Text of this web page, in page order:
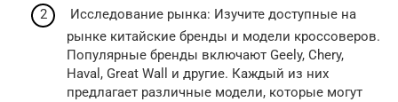
Исследование рынка: Изучите доступные на
рынке китайские бренды и модели кроссоверов.
Популярные бренды включают Geely, Chery,
Haval, Great Wall и другие. Каждый из них
предлагает различные модели, которые могут